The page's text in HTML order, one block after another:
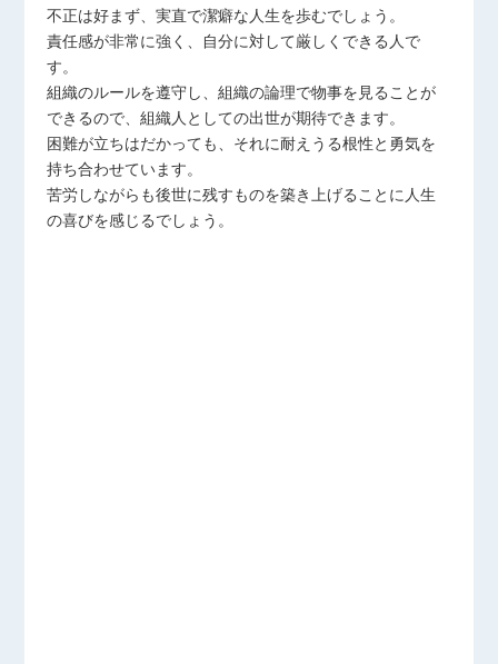
不正は好まず、実直で潔癖な人生を歩むでしょう。
責任感が非常に強く、自分に対して厳しくできる人で
す。
組織のルールを遵守し、組織の論理で物事を見ることが
できるので、組織人としての出世が期待できます。
困難が立ちはだかっても、それに耐えうる根性と勇気を
持ち合わせています。
苦労しながらも後世に残すものを築き上げることに人生
の喜びを感じるでしょう。